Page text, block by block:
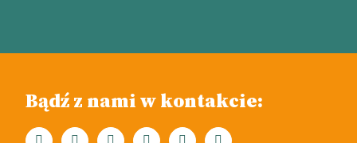
Bądź z nami w kontakcie: